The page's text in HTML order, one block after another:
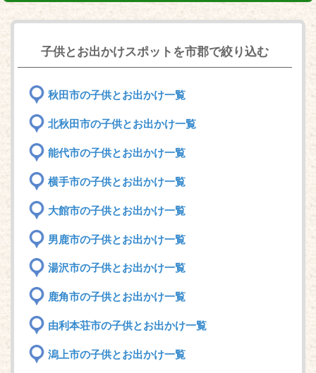
子供とお出かけスポットを市郡で絞り込む
秋田市の子供とお出かけ一覧
北秋田市の子供とお出かけ一覧
能代市の子供とお出かけ一覧
横手市の子供とお出かけ一覧
大館市の子供とお出かけ一覧
男鹿市の子供とお出かけ一覧
湯沢市の子供とお出かけ一覧
鹿角市の子供とお出かけ一覧
由利本荘市の子供とお出かけ一覧
潟上市の子供とお出かけ一覧